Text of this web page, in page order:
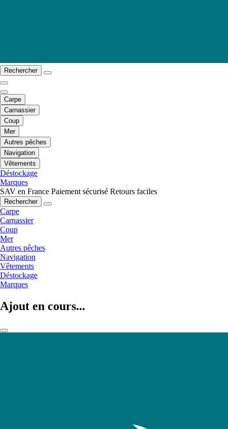
Rechercher
Carpe
Carnassier
Coup
Mer
Autres pêches
Navigation
Vêtements
Déstockage
Marques
SAV en France Paiement sécurisé Retours faciles
Rechercher
Carpe
Carnassier
Coup
Mer
Autres pêches
Navigation
Vêtements
Déstockage
Marques
Ajout en cours...